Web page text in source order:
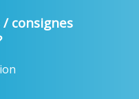
/ consignes